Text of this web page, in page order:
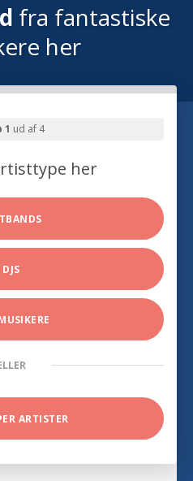
fra fantastiske
her
1 ud af 4
her
DJS
ARTISTER